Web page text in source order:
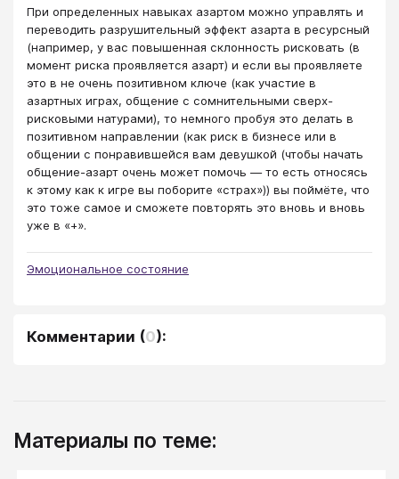
При определенных навыках азартом можно управлять и
переводить разрушительный эффект азарта в ресурсный
(например, у вас повышенная склонность рисковать (в
момент риска проявляется азарт) и если вы проявляете
это в не очень позитивном ключе (как участие в
азартных играх, общение с сомнительными сверх-
рисковыми натурами), то немного пробуя это делать в
позитивном направлении (как риск в бизнесе или в
общении с понравившейся вам девушкой (чтобы начать
общение-азарт очень может помочь — то есть относясь
к этому как к игре вы поборите «страх»)) вы поймёте, что
это тоже самое и сможете повторять это вновь и вновь
уже в «+».
Эмоциональное состояние
Комментарии (0):
Материалы по теме: